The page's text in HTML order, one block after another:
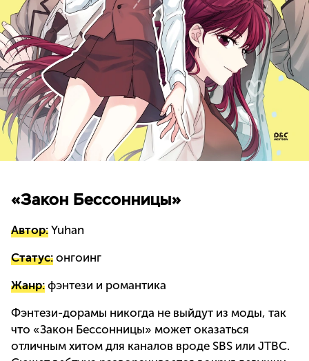
«Закон Бессонницы»
Автор: Yuhan
Статус: онгоинг
Жанр: фэнтези и романтика
Фэнтези-дорамы никогда не выйдут из моды, так
что «Закон Бессонницы» может оказаться
отличным хитом для каналов вроде SBS или JTBC.